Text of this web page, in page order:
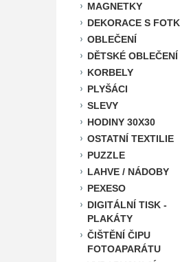
MAGNETKY
DEKORACE S
OBLEČENÍ
DĚTSKÉ OBLEČENÍ
KORBELY
PLYŠÁCI
SLEVY
HODINY 30X30
OSTATNÍ TEXTILIE
PUZZLE
LAHVE / NÁDOBY
PEXESO
DIGITÁLNÍ TISK -
PLAKÁTY
ČIŠTĚNÍ ČIPU
FOTOAPARÁTU